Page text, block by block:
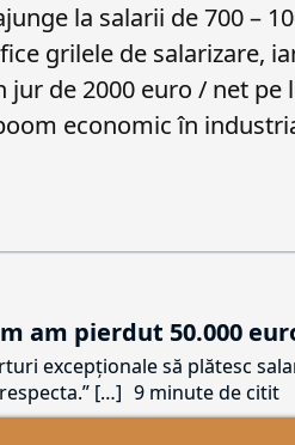
la salarii de 700 –
grilele de salarizare,
jur de 2000 euro / net pe
economic în
am pierdut 50.000
excepționale să plătesc
[…] 9 minute de citit